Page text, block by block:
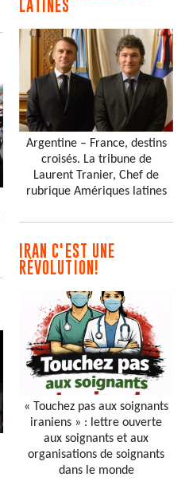
LATINES
Argentine – France, destins
croisés. La tribune de
Laurent Tranier, Chef de
rubrique Amériques latines
IRAN C'EST UNE
RÉVOLUTION!
« Touchez pas aux soignants
iraniens » : lettre ouverte
aux soignants et aux
organisations de soignants
dans le monde